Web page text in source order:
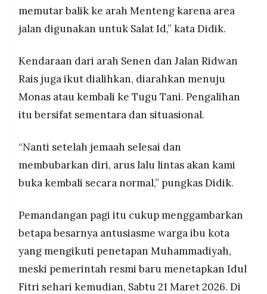
memutar balik ke arah Menteng karena area
jalan digunakan untuk Salat Id,” kata Didik.
Kendaraan dari arah Senen dan Jalan Ridwan
Rais juga ikut dialihkan, diarahkan menuju
Monas atau kembali ke Tugu Tani. Pengalihan
itu bersifat sementara dan situasional.
“Nanti setelah jemaah selesai dan
membubarkan diri, arus lalu lintas akan kami
buka kembali secara normal,” pungkas Didik.
Pemandangan pagi itu cukup menggambarkan
betapa besarnya antusiasme warga ibu kota
yang mengikuti penetapan Muhammadiyah,
meski pemerintah resmi baru menetapkan Idul
Fitri sehari kemudian, Sabtu 21 Maret 2026. Di